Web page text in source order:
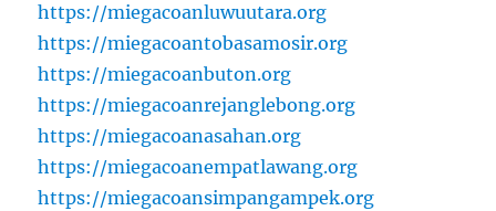
https://miegacoanluwuutara.org
https://miegacoantobasamosir.org
https://miegacoanbuton.org
https://miegacoanrejanglebong.org
https://miegacoanasahan.org
https://miegacoanempatlawang.org
https://miegacoansimpangampek.org